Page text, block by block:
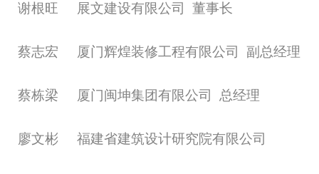
谢根旺 展文建设有限公司 董事长
蔡志宏 厦门辉煌装修工程有限公司 副总经理
蔡栋梁 厦门闽坤集团有限公司 总经理
廖文彬 福建省建筑设计研究院有限公司